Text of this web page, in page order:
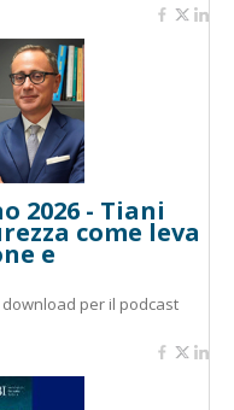
2026 - Tiani
come leva
e
per il podcast